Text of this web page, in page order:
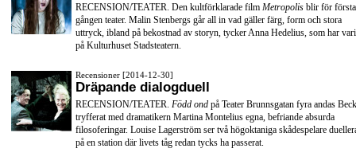
RECENSION/TEATER. Den kultförklarade film Metropolis blir för första
gången teater. Malin Stenbergs går all in vad gäller färg, form och stora
uttryck, ibland på bekostnad av storyn, tycker Anna Hedelius, som har
på Kulturhuset Stadsteatern.
Recensioner [2014-12-30]
Dräpande dialogduell
RECENSION/TEATER. Född ond på Teater Brunnsgatan fyra andas
tryfferat med dramatikern Martina Montelius egna, befriande absurda
filosoferingar. Louise Lagerström ser två högoktaniga skådespelare
på en station där livets tåg redan tycks ha passerat.